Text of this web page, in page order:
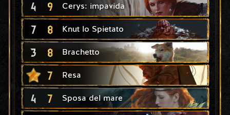
4 9 Cerys: impavida
7 8 Knut lo Spietato
3 8 Brachetto
7 Resa
4 7 Sposa del mare